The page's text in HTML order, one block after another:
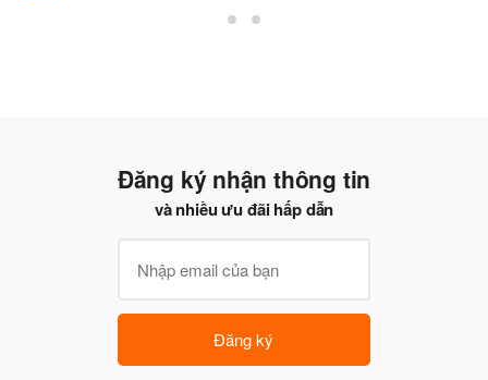
Đăng ký nhận thông tin
và nhiều ưu đãi hấp dẫn
Đăng ký